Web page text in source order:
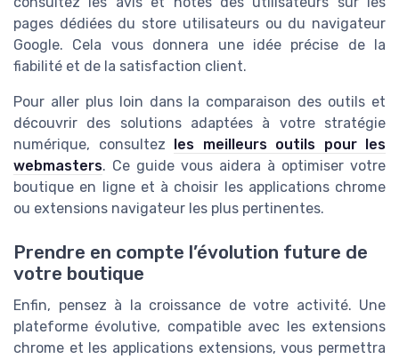
pages dédiées du store utilisateurs ou du navigateur
Google. Cela vous donnera une idée précise de la
fiabilité et de la satisfaction client.
Pour aller plus loin dans la comparaison des outils et
découvrir des solutions adaptées à votre stratégie
numérique, consultez
les meilleurs outils pour les
webmasters. Ce guide vous aidera à optimiser votre
boutique en ligne et à choisir les applications chrome
ou extensions navigateur les plus pertinentes.
Prendre en compte l’évolution future de
votre boutique
Enfin, pensez à la croissance de votre activité. Une
plateforme évolutive, compatible avec les extensions
chrome et les applications extensions, vous permettra